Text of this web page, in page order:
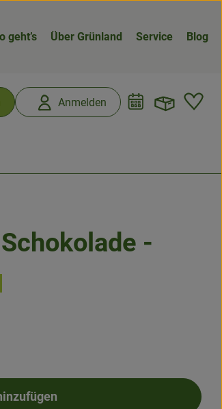
geht’s Über Grünland Service Blog
Anmelden
-
Produkt zum Warenkorb hinzufügen